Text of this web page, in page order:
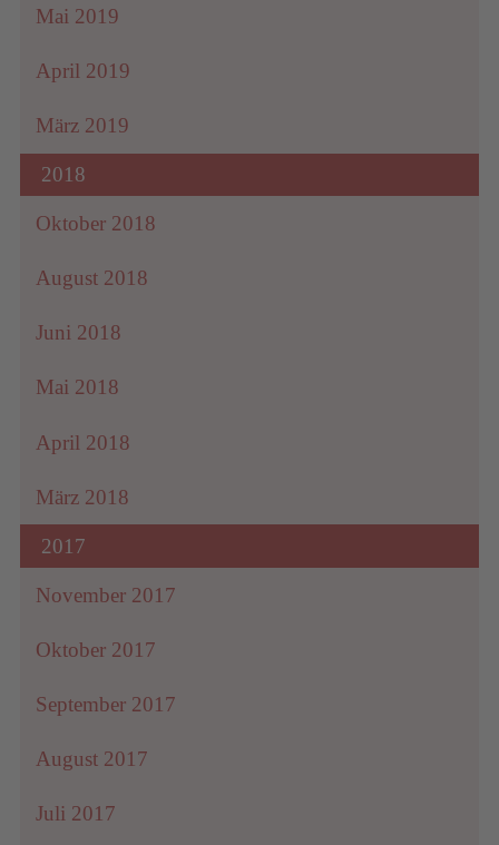
Mai 2019
April 2019
März 2019
2018
Oktober 2018
August 2018
Juni 2018
Mai 2018
April 2018
März 2018
2017
November 2017
Oktober 2017
September 2017
August 2017
Juli 2017